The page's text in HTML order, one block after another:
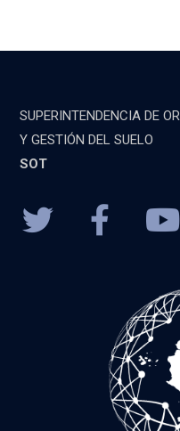
SUPERINTENDENCIA DE
Y GESTIÓN DEL SUELO
SOT